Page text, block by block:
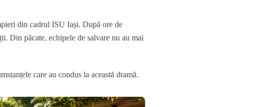
din cadrul ISU Iași. După ore de
Din păcate, echipele de salvare nu au mai
care au condus la această dramă.